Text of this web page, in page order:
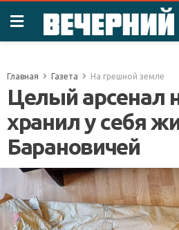
Главная Газета На грешной земле
Целый арсенал
хранил у себя
Барановичей